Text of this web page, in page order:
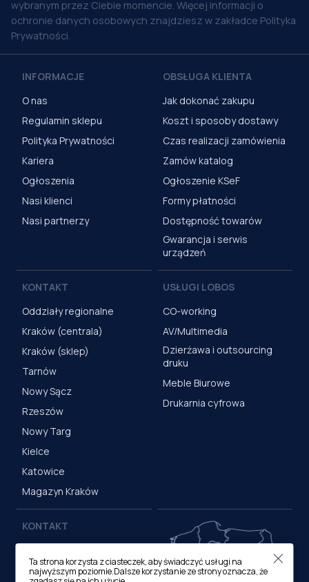
wybranym przez Ciebie momencie. Więcej informacji o
ochronie danych osobowych znajdziesz w zakładce Polityka
Prywatności.
INFORMACJE
O nas
Regulamin sklepu
Polityka Prywatności
Kariera
Ogłoszenia
Nasi klienci
Nasi partnerzy
OBSŁUGA KLIENTA
Jak dokonać zakupu
Koszt i sposoby dostawy
Czas realizacji zamówienia
Zamów katalog
Ogłoszenie KSeF
Formy płatności
Dostępność towarów
Gwarancja i serwis
urządzeń
KONTAKT
Oddziały regionalne
Kraków (centrala)
Kraków (sklep)
Tarnów
Nowy Sącz
Rzeszów
Nowy Targ
Kielce
Katowice
Magazyn Kraków
USŁUGI LOBOS
CO-working
AV/Multimedia
Dzierżawa i outsourcing
druku
Meble Biurowe
Drukarnia cyfrowa
KONTAKT
ul. M. Medweckiego 17, 31-
870 Kraków
Ta strona korzysta z ciasteczek, aby świadczyć usługi na
najwyższym poziomie.Dalsze korzystanie ze strony oznacza, że